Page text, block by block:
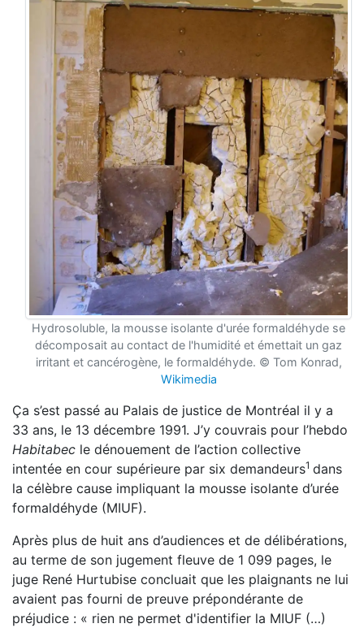
Hydrosoluble, la mousse isolante d'urée formaldéhyde se
décomposait au contact de l'humidité et émettait un gaz
irritant et cancérogène, le formaldéhyde. © Tom Konrad,
Wikimedia
Ça s’est passé au Palais de justice de Montréal il y a
33 ans, le 13 décembre 1991. J’y couvrais pour l’hebdo
Habitabec le dénouement de l’action collective
intentée en cour supérieure par six demandeurs1 dans
la célèbre cause impliquant la mousse isolante d’urée
formaldéhyde (MIUF).
Après plus de huit ans d’audiences et de délibérations,
au terme de son jugement fleuve de 1 099 pages, le
juge René Hurtubise concluait que les plaignants ne lui
avaient pas fourni de preuve prépondérante de
préjudice : « rien ne permet d'identifier la MIUF (…)